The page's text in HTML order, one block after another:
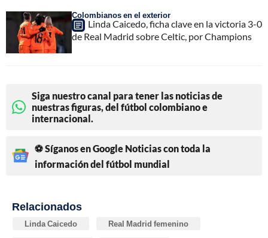
Colombianos en el exterior
Linda Caicedo, ficha clave en la victoria 3-0
de Real Madrid sobre Celtic, por Champions
Siga nuestro canal para tener las noticias de
nuestras figuras, del fútbol colombiano e
internacional.
⚽ Síganos en Google Noticias con toda la
información del fútbol mundial
Relacionados
Linda Caicedo Real Madrid femenino